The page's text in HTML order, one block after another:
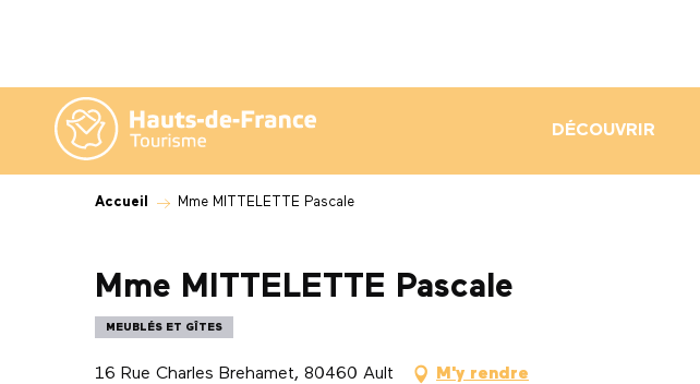
contenu
principal
DÉCOUVRIR
Accueil Mme MITTELETTE Pascale
Mme MITTELETTE Pascale
MEUBLÉS ET GÎTES
16 Rue Charles Brehamet, 80460 Ault M'y rendre